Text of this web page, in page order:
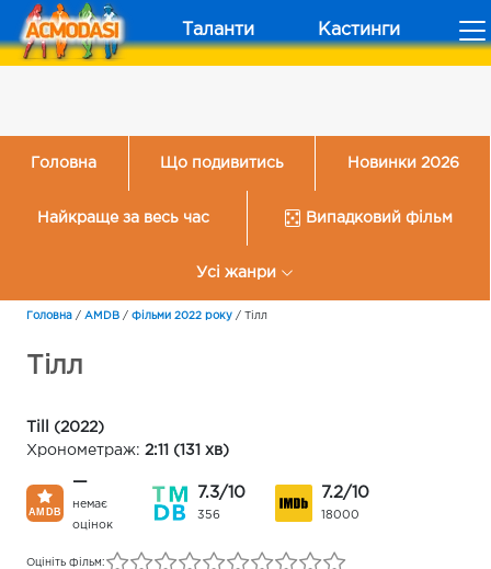
Таланти Кастинги
Головна Що подивитись Новинки 2026
Найкраще за весь час Випадковий фільм
Усі жанри
Головна / AMDB / Фільми 2022 року / Тілл
Тілл
Till (2022)
Хронометраж: 2:11 (131 хв)
—
немає
оцінок
7.3/10
356
7.2/10
18000
Оцініть фільм: